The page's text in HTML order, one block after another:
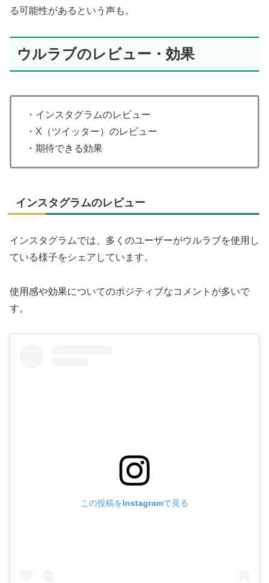
る可能性があるという声も。
ウルラブのレビュー・効果
・インスタグラムのレビュー
・X（ツイッター）のレビュー
・期待できる効果
インスタグラムのレビュー
インスタグラムでは、多くのユーザーがウルラブを使用し
ている様子をシェアしています。
使用感や効果についてのポジティブなコメントが多いで
す。
この投稿をInstagramで見る